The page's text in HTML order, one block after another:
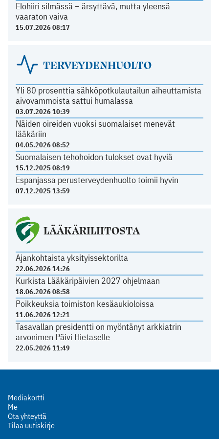
Elohiiri silmässä – ärsyttävä, mutta yleensä
vaaraton vaiva
15.07.2026 08:17
TERVEYDENHUOLTO
Yli 80 prosenttia sähköpotkulautailun aiheuttamista
aivovammoista sattui humalassa
03.07.2026 10:39
Näiden oireiden vuoksi suomalaiset menevät
lääkäriin
04.05.2026 08:52
Suomalaisen tehohoidon tulokset ovat hyviä
15.12.2025 08:19
Espanjassa perusterveydenhuolto toimii hyvin
07.12.2025 13:59
LÄÄKÄRILIITOSTA
Ajankohtaista yksityissektorilta
22.06.2026 14:26
Kurkista Lääkäripäivien 2027 ohjelmaan
18.06.2026 08:58
Poikkeuksia toimiston kesäaukioloissa
11.06.2026 12:21
Tasavallan presidentti on myöntänyt arkkiatrin
arvonimen Päivi Hietaselle
22.05.2026 11:49
Mediakortti
Me
Ota yhteyttä
Tilaa uutiskirje